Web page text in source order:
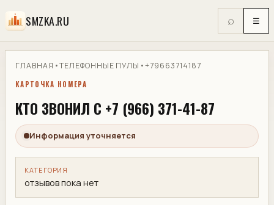
SMZKA.RU ⌕ ☰
ГЛАВНАЯ •ТЕЛЕФОННЫЕ ПУЛЫ •+79663714187
КАРТОЧКА НОМЕРА
КТО ЗВОНИЛ С +7 (966) 371-41-87
Информация уточняется
КАТЕГОРИЯ
отзывов пока нет